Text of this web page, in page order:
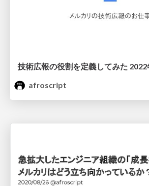
技術広報の役割を定義してみた 2022
afroscript